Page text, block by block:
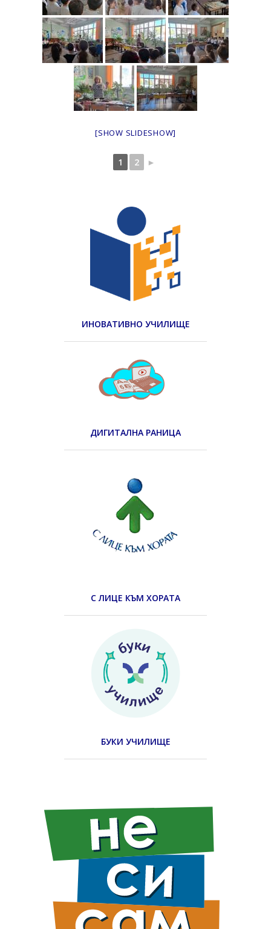
[SHOW SLIDESHOW]
1 2 ►
ИНОВАТИВНО УЧИЛИЩЕ
ДИГИТАЛНА РАНИЦА
С ЛИЦЕ КЪМ ХОРАТА
БУКИ УЧИЛИЩЕ